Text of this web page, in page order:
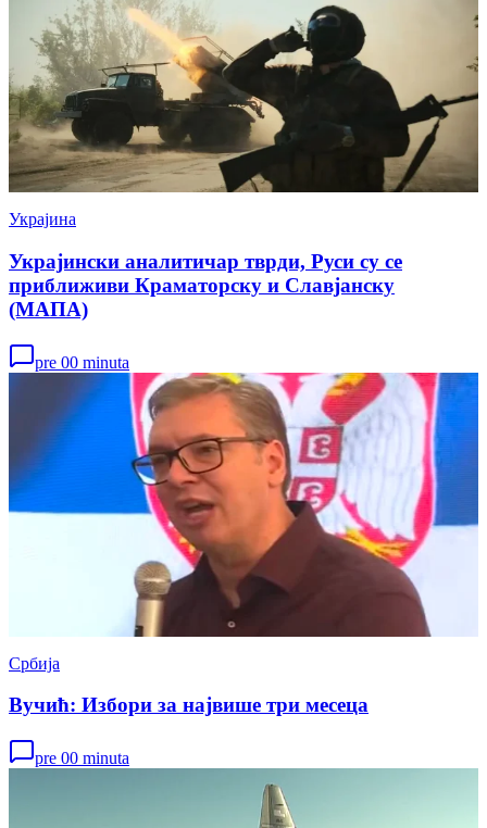
Украјина
Украјински аналитичар тврди, Руси су се
приближиви Краматорску и Славјанску
(МАПА)
pre 00 minuta
Србија
Вучић: Избори за највише три месеца
pre 00 minuta